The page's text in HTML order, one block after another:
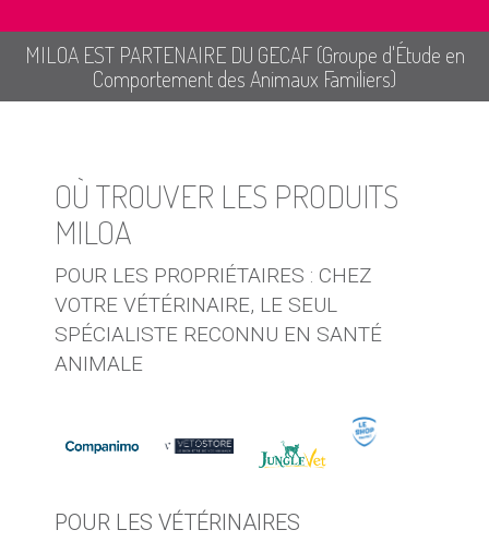
MILOA EST PARTENAIRE DU GECAF (Groupe d'Étude en
Comportement des Animaux Familiers)
OÙ TROUVER LES PRODUITS
MILOA
POUR LES PROPRIÉTAIRES : CHEZ
VOTRE VÉTÉRINAIRE, LE SEUL
SPÉCIALISTE RECONNU EN SANTÉ
ANIMALE
POUR LES VÉTÉRINAIRES